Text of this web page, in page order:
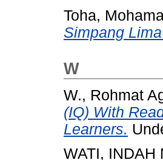
Toha,
Simpang
W
W., Rohmat
(IQ) With
Learners.
WATI, INDAH